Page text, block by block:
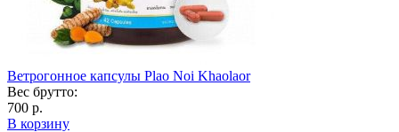
Ветрогонное капсулы Plao Noi Khaolaor
Вес брутто:
700 р.
В корзину